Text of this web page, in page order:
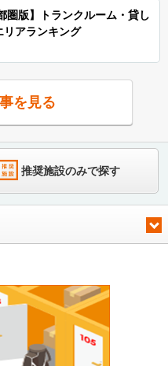
圏版】トランクルーム・貸し
リアランキング
を見る
推奨施設のみで探す